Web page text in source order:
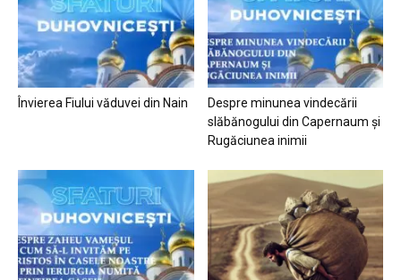
Învierea Fiului văduvei din Nain
Despre minunea vindecării
slăbănogului din Capernaum și
Rugăciunea inimii